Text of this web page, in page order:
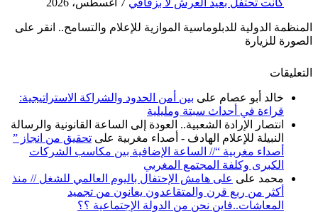
كانت تحتفل بعيد العرش لا بزفافي 7 أغسطس، 2026
المنظمة الدولية للدبلوماسية الموازية للإعلام والتسامح.. انقر على
الصورة للزيارة
التعليقات
خالد أبو عصام على بين أمن الحدود والشراكة الاستراتيجية:
قراءة في أحداث سبتة ومليلية
انتصار الإرادة الشعبية.. العودة إلى الساعة القانونية والرسالة
النبيلة للإعلام الهادف - أصداء مغربية على تحقيق من انجاز ”
أصداء مغربية “// الساعة الإضافية بين مكاسب الشركات
الكبرى وكلفة المجتمع المغربي
محمد على على هامش الإحتفال باليوم العالمي للشغل // منذ
أكثر من ربع قرن والمتقاعدون يعانون من تجميد
المعاشات..فاين نحن من الدولة الإجتماعية ؟؟